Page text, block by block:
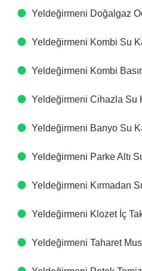
Yeldeğirmeni Doğalgaz
Yeldeğirmeni Kombi Su
Yeldeğirmeni Kombi
Yeldeğirmeni Cihazla Su
Yeldeğirmeni Banyo Su
Yeldeğirmeni Parke Altı
Yeldeğirmeni Kırmadan
Yeldeğirmeni Klozet İç
Yeldeğirmeni Taharet